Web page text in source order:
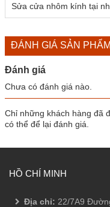
Sửa cửa nhôm kính tại
ĐÁNH GIÁ SẢN PHẨM
Đánh giá
Chưa có đánh giá nào.
Chỉ những khách hàng đã
có thể để lại đánh giá.
HỒ CHÍ MINH
Địa chỉ: 22/7A9